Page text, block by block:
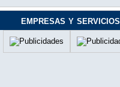
Saludos desde chascomús
Alejandra 564:
Parpadeo
Alejandra :
empresas y servicios